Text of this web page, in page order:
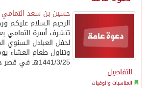
حسين بن سعد التمامي
الرحيم السلام عليكم
تتشرف أسرة التمامي
لحفل العبادل السنوي
وتناول طعام العشاء
1441/3/25هـ
.. التفاصيل
المناسبات والوفيات